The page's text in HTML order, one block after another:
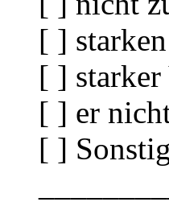
[ ]
[ ] starker
[ ] er
[ ]